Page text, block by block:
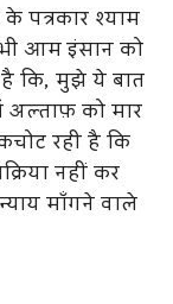
पत्रकार श्याम
भी आम इंसान को
कि, मुझे ये बात
अल्ताफ़ को मार
रही है कि
नहीं कर
माँगने वाले